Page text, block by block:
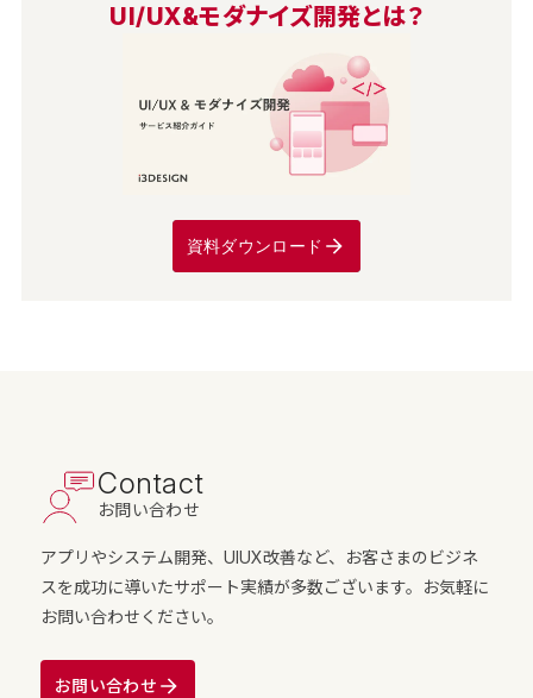
UI/UX&モダナイズ開発とは？
資料ダウンロード
Contact
お問い合わせ
アプリやシステム開発、UIUX改善など、お客さまのビジネ
スを成功に導いたサポート実績が多数ございます。お気軽に
お問い合わせください。
お問い合わせ